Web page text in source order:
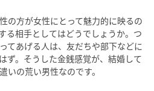
の方が女性にとって魅力的に映るの
る相手としてはどうでしょうか。つ
てあげる人は、友だちや部下などに
ず。そうした金銭感覚が、結婚して
いの荒い男性なのです。